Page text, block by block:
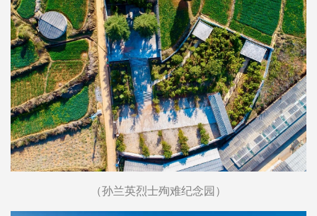
（孙兰英烈士殉难纪念园）